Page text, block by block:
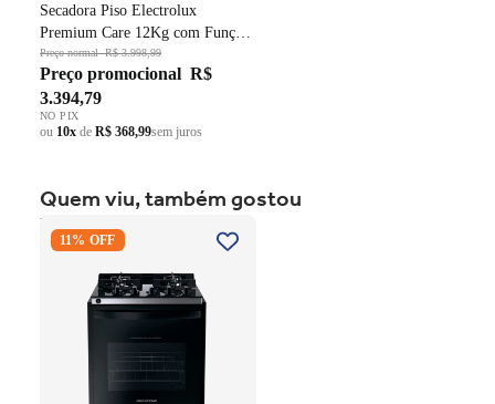
Secadora Piso Electrolux
Premium Care 12Kg com Função
AutoSense SFP12 Branco 220V
Preço normalR$ 3.998,99
Preço promocional R$
3.394,79
NO PIX
ou 10x de R$ 368,99sem juros
Quem viu, também gostou
Fogão 4 Bocas Brastemp de
Embutir BYO4XAE Mesa
Fundido Dupla Chama Preto
11% OFF